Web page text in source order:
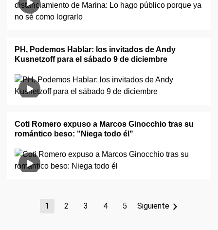
PH, Podemos Hablar: los invitados de Andy
Kusnetzoff para el sábado 9 de diciembre
Coti Romero expuso a Marcos Ginocchio tras su
romántico beso: "Niega todo él"
1 2 3 4 5 Siguiente